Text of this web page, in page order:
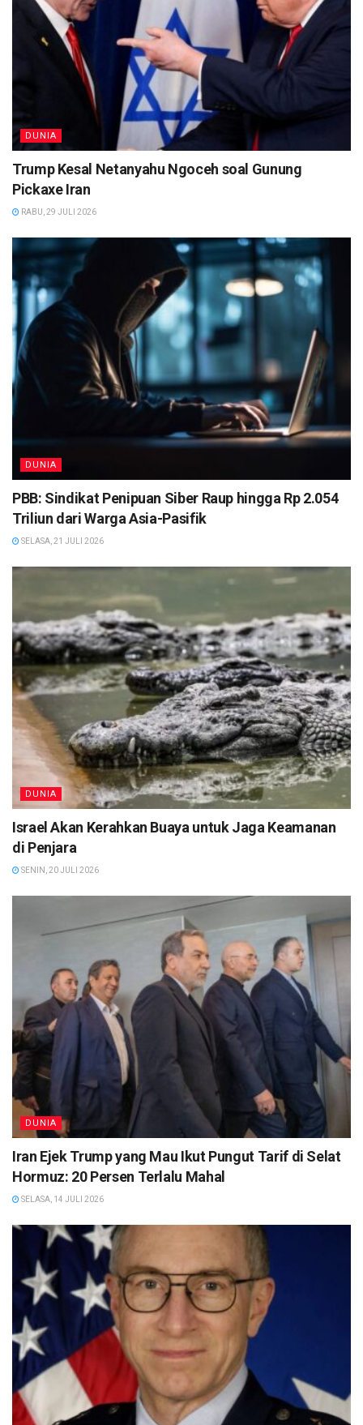
DUNIA
Trump Kesal Netanyahu Ngoceh soal Gunung
Pickaxe Iran
RABU, 29 JULI 2026
DUNIA
PBB: Sindikat Penipuan Siber Raup hingga Rp 2.054
Triliun dari Warga Asia-Pasifik
SELASA, 21 JULI 2026
DUNIA
Israel Akan Kerahkan Buaya untuk Jaga Keamanan
di Penjara
SENIN, 20 JULI 2026
DUNIA
Iran Ejek Trump yang Mau Ikut Pungut Tarif di Selat
Hormuz: 20 Persen Terlalu Mahal
SELASA, 14 JULI 2026